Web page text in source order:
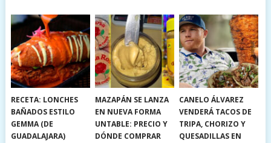
RECETA: LONCHES
BAÑADOS ESTILO
GEMMA (DE
GUADALAJARA)
MAZAPÁN SE LANZA
EN NUEVA FORMA
UNTABLE: PRECIO Y
DÓNDE COMPRAR
CANELO ÁLVAREZ
VENDERÁ TACOS DE
TRIPA, CHORIZO Y
QUESADILLAS EN